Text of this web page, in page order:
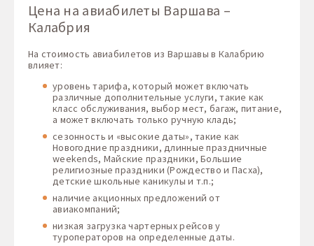
Цена на авиабилеты Варшава –
Калабрия
На стоимость авиабилетов из Варшавы в Калабрию
влияет:
уровень тарифа, который может включать
различные дополнительные услуги, такие как
класс обслуживания, выбор мест, багаж, питание,
а может включать только ручную кладь;
сезонность и «высокие даты», такие как
Новогодние праздники, длинные праздничные
weekends, Майские праздники, Большие
религиозные праздники (Рождество и Пасха),
детские школьные каникулы и т.п.;
наличие акционных предложений от
авиакомпаний;
низкая загрузка чартерных рейсов у
туроператоров на определенные даты.